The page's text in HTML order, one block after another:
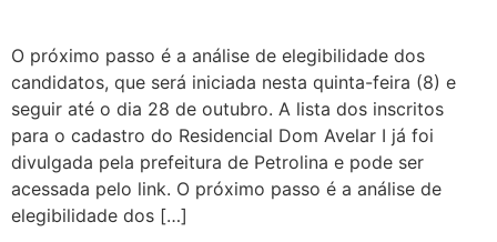
O próximo passo é a análise de elegibilidade dos
candidatos, que será iniciada nesta quinta-feira (8) e
seguir até o dia 28 de outubro. A lista dos inscritos
para o cadastro do Residencial Dom Avelar I já foi
divulgada pela prefeitura de Petrolina e pode ser
acessada pelo link. O próximo passo é a análise de
elegibilidade dos […]